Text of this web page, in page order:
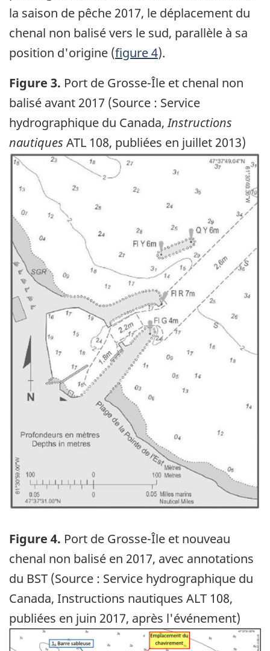
la saison de pêche 2017, le déplacement du
chenal non balisé vers le sud, parallèle à sa
position d'origine (figure 4).
Figure 3. Port de Grosse-Île et chenal non
balisé avant 2017 (Source : Service
hydrographique du Canada,Instructions
nautiques ATL 108, publiées en juillet 2013)
Image
Figure 4. Port de Grosse-Île et nouveau
chenal non balisé en 2017, avec annotations
du BST (Source : Service hydrographique du
Canada, Instructions nautiques ALT 108,
publiées en juin 2017, après l'événement)
Image